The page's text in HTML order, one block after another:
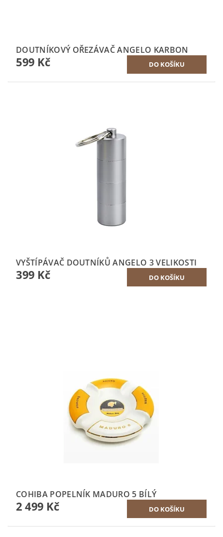
DOUTNÍKOVÝ OŘEZÁVAČ ANGELO KARBON
599 Kč
VYŠTÍPÁVAČ DOUTNÍKŮ ANGELO 3 VELIKOSTI
399 Kč
COHIBA POPELNÍK MADURO 5 BÍLÝ
2 499 Kč